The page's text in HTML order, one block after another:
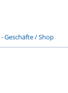
-Geschäfte / Shop